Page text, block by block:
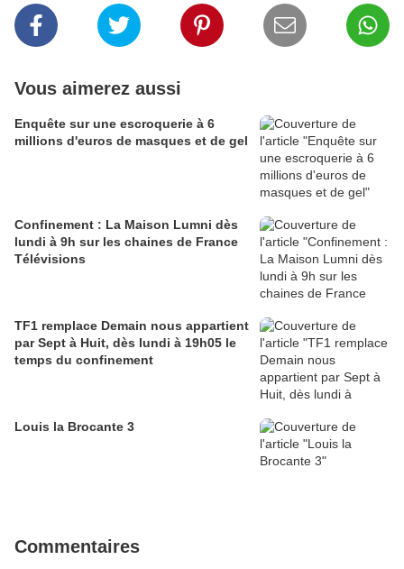
Vous aimerez aussi
Enquête sur une escroquerie à 6
millions d'euros de masques et de gel
Confinement : La Maison Lumni dès
lundi à 9h sur les chaines de France
Télévisions
TF1 remplace Demain nous appartient
par Sept à Huit, dès lundi à 19h05 le
temps du confinement
Louis la Brocante 3
Commentaires